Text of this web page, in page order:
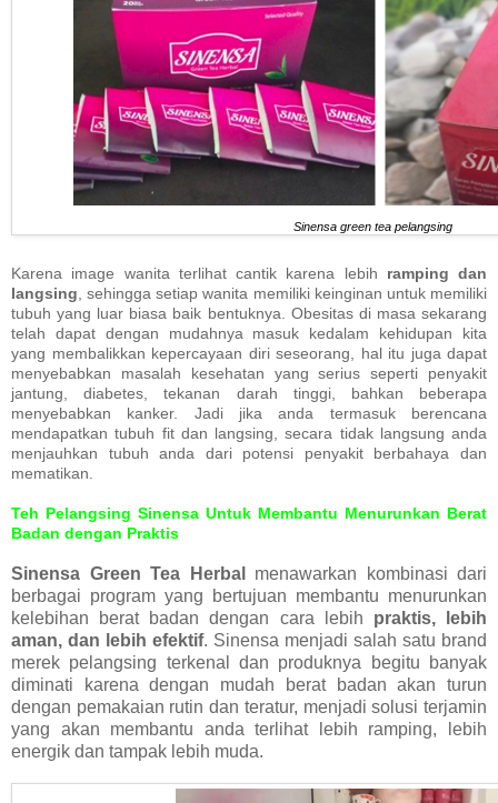
Sinensa green tea pelangsing
Karena image wanita terlihat cantik karena lebih ramping dan
langsing , sehingga setiap wanita memiliki keinginan untuk memiliki
tubuh yang luar biasa baik bentuknya. Obesitas di masa sekarang
telah dapat dengan mudahnya masuk kedalam kehidupan kita
yang membalikkan kepercayaan diri seseorang, hal itu juga dapat
menyebabkan masalah kesehatan yang serius seperti penyakit
jantung, diabetes, tekanan darah tinggi, bahkan beberapa
menyebabkan kanker. Jadi jika anda termasuk berencana
mendapatkan tubuh fit dan langsing, secara tidak langsung anda
menjauhkan tubuh anda dari potensi penyakit berbahaya dan
mematikan.
Teh Pelangsing Sinensa Untuk Membantu Menurunkan Berat
Badan dengan Praktis
Sinensa Green Tea Herbal menawarkan kombinasi dari
berbagai program yang bertujuan membantu menurunkan
kelebihan berat badan dengan cara lebih praktis, lebih
aman, dan lebih efektif. Sinensa menjadi salah satu brand
merek pelangsing terkenal dan produknya begitu banyak
diminati karena dengan mudah berat badan akan turun
dengan pemakaian rutin dan teratur, menjadi solusi terjamin
yang akan membantu anda terlihat lebih ramping, lebih
energik dan tampak lebih muda.